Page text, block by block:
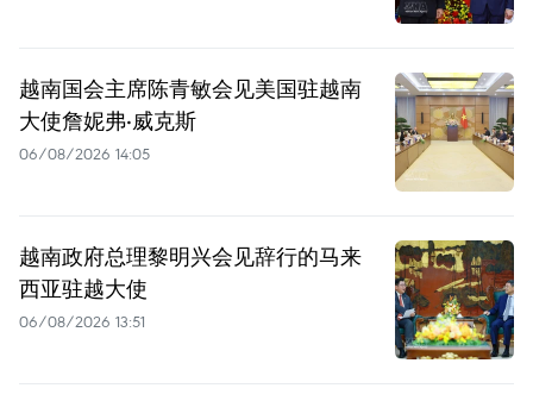
越南国会主席陈青敏会见美国驻越南
大使詹妮弗·威克斯
06/08/2026 14:05
越南政府总理黎明兴会见辞行的马来
西亚驻越大使
06/08/2026 13:51